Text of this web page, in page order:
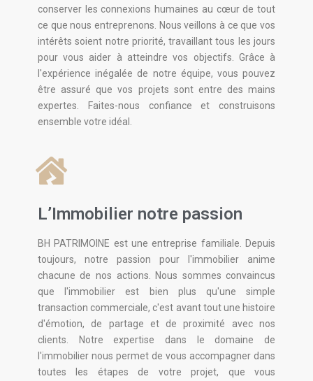
L’Immobilier notre passion
BH PATRIMOINE est une entreprise familiale. Depuis
toujours, notre passion pour l'immobilier anime
chacune de nos actions. Nous sommes convaincus
que l'immobilier est bien plus qu'une simple
transaction commerciale, c'est avant tout une histoire
d'émotion, de partage et de proximité avec nos
clients. Notre expertise dans le domaine de
l'immobilier nous permet de vous accompagner dans
toutes les étapes de votre projet, que vous
conserver les connexions humaines au cœur de tout
ce que nous entreprenons. Nous veillons à ce que vos
intérêts soient notre priorité, travaillant tous les jours
pour vous aider à atteindre vos objectifs. Grâce à
l'expérience inégalée de notre équipe, vous pouvez
être assuré que vos projets sont entre des mains
expertes. Faites-nous confiance et construisons
ensemble votre idéal.